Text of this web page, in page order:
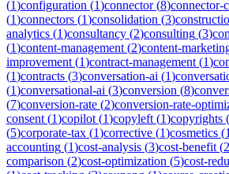
(1)configuration (1)connector(8)connector-
(1)connectors (1)consolidation (3)
analytics (1)consultancy (2)consulting (3)
(1)content-management (2)content-
improvement (1)contract-management (1)
(1)contracts (3)conversation-ai (1)
(1)conversational-ai (3)conversion (8)
(7)conversion-rate (2)conversion-rate-
consent (1)copilot (1)copyleft (1)copyrights (
(5)corporate-tax (1)corrective (1)cosmetics (1
accounting (1)cost-analysis (3)cost-benefit (2
comparison (2)cost-optimization (5)cost-